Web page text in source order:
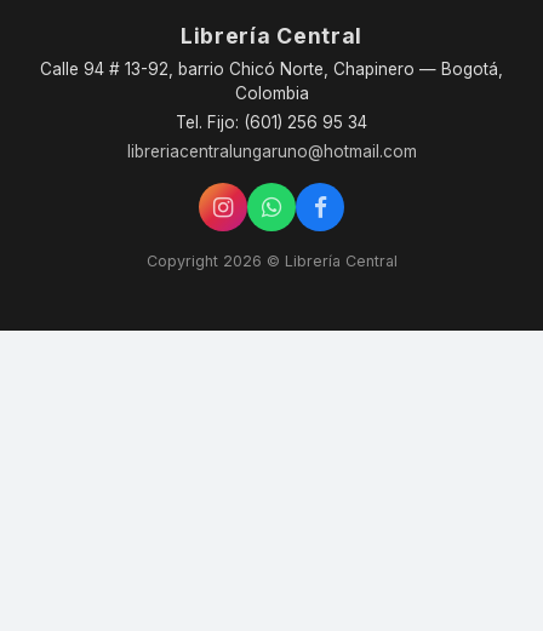
Librería Central
Calle 94 # 13-92, barrio Chicó Norte, Chapinero — Bogotá,
Colombia
Tel. Fijo: (601) 256 95 34
libreriacentralungaruno@hotmail.com
Copyright 2026 © Librería Central